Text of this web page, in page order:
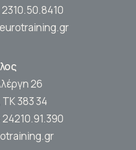
2310.50.8410
26
383 34
24210.91.390